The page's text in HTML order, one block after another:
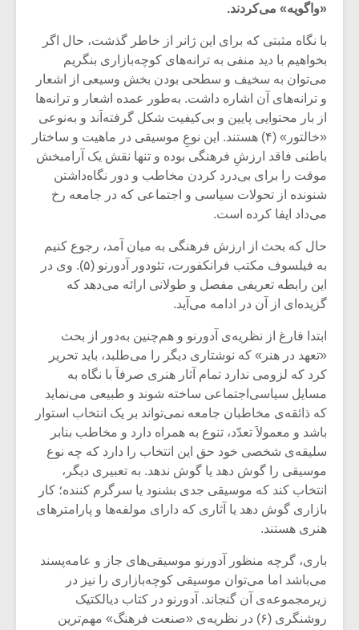
«واگویه» می‌کردند.
با نگاه مثبتی که برای این ژانر از خاطر گذشت، حال اگر
بخواهیم با دید منفی به ترانه‌های کوچه‌بازاری بنگریم
می‌توان به سخیف و سطحی بودن بخش وسیعی از اشعار
و ترانه‌های آن اشاره داشت. به‌طور عمده اشعار و ترانه‌ها
از بار محتوایی پایین و بی‌کیفیت شکل گرفته‌اَند و به‌نوعی
«خالتور» (۴) هستند. این نوعِ موسیقی در ماهیت و ساختار
باطنی فاقد ارزشِ فرهنگی بوده و تنها نقش یک آرامبخش
موقت را برای بی‌درد کردن مخاطب و دور نگاه‌داشتن
شنونده از تحولات سیاسی و اجتماعی که در جامعه رخ
می‌داد ایفا کرده است.
حال که بحث از ارزش فرهنگی به میان آمد، رجوع کنیم
به فیلسوف مکتب فرانکفورت، تئودور آدورنو (۵). وی در
این رابطه تعریفی مفصل و طولانی ارائه می‌دهد که
گزیده‌ای از آن در ادامه می‌آید.
ابتدا فارغ از نظریه‌ی آدورنو و هم‌چنین به‌دور از بحث
«تعهد در هنر» که نوشتاری دیگر را می‌طلبد، باید تحریر
کرد که لزومی ندارد تمام آثار هنری صرفاَ با نگاه به
مسایل سیاسی‌اجتماعی ساخته شوند و طبیعی می‌نماید
که ذائقه‌ی مخاطبان جامعه نمی‌تواند بر یک انتخاب استوار
باشد و معمولاَ تعدّد، تنوع به همراه دارد و مخاطب بنابر
سلیقه‌ی شخصی خود حق این انتخاب را دارد که چه نوع
موسیقی را گوش دهد یا گوش ندهد. به تعبیری دیگر،
انتخاب کند که موسیقی جدی بشنود یا سرگرم کننده؛ کار
بازاری گوش دهد یا آثاری که دارای مولفه‌ها و پارامترهای
هنری هستند.
باری، گرچه منظور آدورنو موسیقی‌های جاز و عامه‌پسند
می‌باشد اما می‌توان موسیقی کوچه‌بازاری را نیز در
زیرمجموعه‌ی آن گنجاند. آدورنو در کتاب دیالکتیک
روشنگری (۶) در نظریه‌ی «صنعت فرهنگ» مهم‌ترین
میکلوش روژا
یادداشتی بر موسیقی
متن فیلم «متری
شیش و نیم»
اگر نمی توانی
مشهورترین باشی،
بدنام ترین باش
دوره
موسیقی